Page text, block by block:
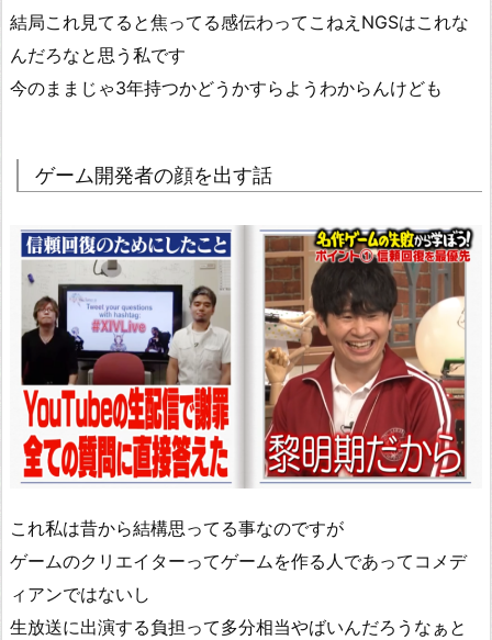
結局これ見てると焦ってる感伝わってこねえNGSはこれな
んだろなと思う私です
今のままじゃ3年持つかどうかすらようわからんけども
ゲーム開発者の顔を出す話
これ私は昔から結構思ってる事なのですが
ゲームのクリエイターってゲームを作る人であってコメデ
ィアンではないし
生放送に出演する負担って多分相当やばいんだろうなぁと